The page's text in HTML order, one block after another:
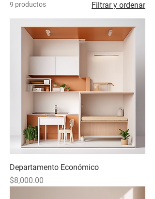
9 productos Filtrar y ordenar
Departamento Económico
Precio
$8,000.00